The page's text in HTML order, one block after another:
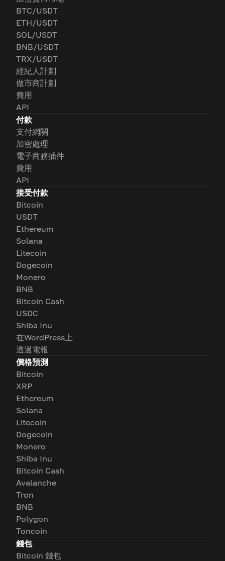
BTC/USDT
ETH/USDT
SOL/USDT
BNB/USDT
TRX/USDT
經紀人計劃
做市商計劃
費用
API
付款
支付網關
加密處理
電子商務插件
費用
API
接受付款
Bitcoin
USDT
Ethereum
Solana
Litecoin
Dogecoin
Monero
BNB
Bitcoin Cash
USDC
Shiba Inu
在WordPress上
透過電報
價格預測
Bitcoin
XRP
Ethereum
Solana
Litecoin
Dogecoin
Monero
Shiba Inu
Bitcoin Cash
Avalanche
Tron
BNB
Polygon
Toncoin
錢包
Bitcoin 錢包